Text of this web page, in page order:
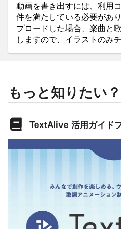
動画を書き出すには、利用
件を満たしている必要があ
プロードした場合、楽曲と
しますので、イラストのみ
もっと知りたい？
TextAlive 活用ガイド